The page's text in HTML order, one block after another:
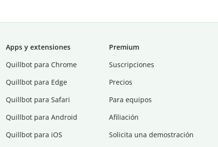
Apps y extensiones
Quillbot para Chrome
Quillbot para Edge
Quillbot para Safari
Quillbot para Android
Quillbot para iOS
Premium
Suscripciones
Precios
Para equipos
Afiliación
Solicita una demostración